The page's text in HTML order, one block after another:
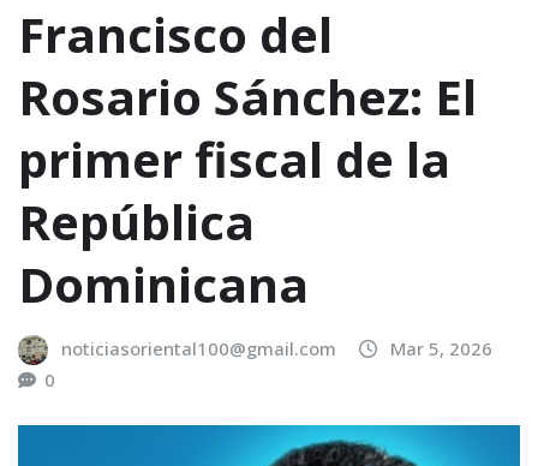
Francisco del
Rosario Sánchez: El
primer fiscal de la
República
Dominicana
noticiasoriental100@gmail.com
Mar 5, 2026
0